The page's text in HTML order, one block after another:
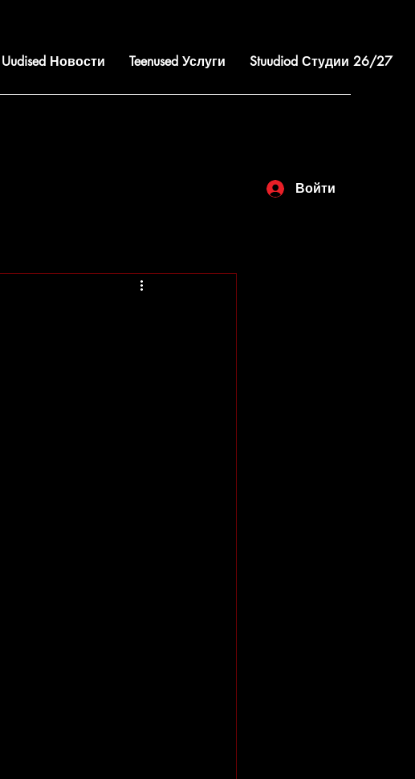
Uudised Новости Teenused Услуги Stuudiod Студии 26/27
Войти